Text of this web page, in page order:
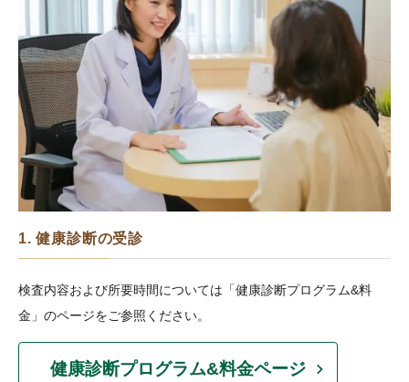
1. 健康診断の受診
検査内容および所要時間については「健康診断プログラム&料
金」のページをご参照ください。
健康診断プログラム&料金ページ